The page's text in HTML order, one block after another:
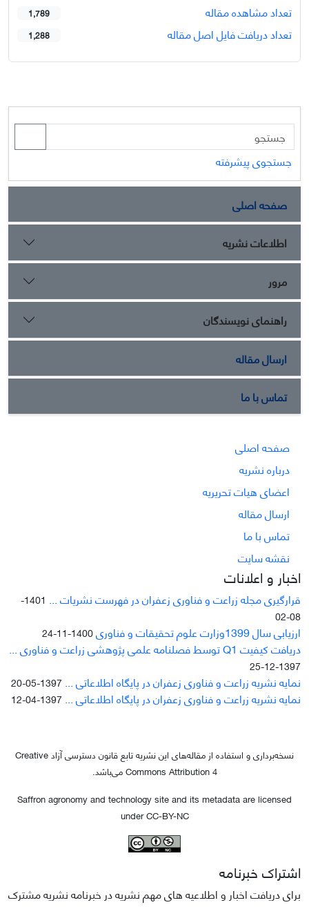
تعداد مشاهده مقاله
1,789
تعداد دریافت فایل اصل مقاله 1,288
جستجوی پیشرفته
صفحه اصلی
اطلاعات نشریه
مرور
راهنمای نویسندگان
ارسال مقاله
تماس با ما
صفحه اصلی
درباره نشریه
اعضای هیات تحریریه
ارسال مقاله
تماس با ما
نقشه سایت
اخبار و اعلانات
قرارگیری مجله زراعت و فناوری زعفران در فهرست نشریات ...
1401-
08-02
ارزیابی سال 1399وزارت علوم تحقیقات و فناوری 1400-11-24
دریافت کیفیت Q1 توسط فصلنامه علمی پژوهشی زراعت و فناوری ...
1397-12-25
نمایه نشریه زراعت و فناوری زعفران در پایگاه اطلاعاتی ... 1397-05-20
نمایه نشریه زراعت و فناوری زعفران در پایگاه اطلاعاتی ... 1397-04-12
نسخه‌برداری و استفاده از مقاله‌های این نشریه تابع قانون دسترسی آزاد Creative
Commons Attribution 4 می‌باشد.
Saffron agronomy and technology site and its metadata are licensed
under CC-BY-NC
اشتراک خبرنامه
برای دریافت اخبار و اطلاعیه های مهم نشریه در خبرنامه نشریه مشترک